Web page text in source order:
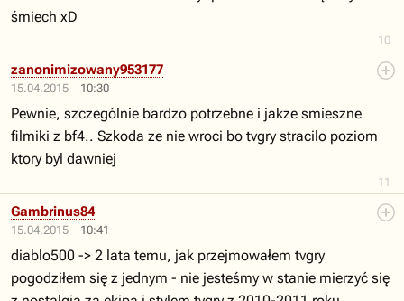
10
śmiech xD
15.04.2015 10:30
11
zanonimizowany953177
Pewnie, szczególnie bardzo potrzebne i jakze smieszne
filmiki z bf4.. Szkoda ze nie wroci bo tvgry stracilo poziom
ktory byl dawniej
15.04.2015 10:41
Gambrinus84
diablo500 -> 2 lata temu, jak przejmowałem tvgry
pogodziłem się z jednym - nie jesteśmy w stanie mierzyć się